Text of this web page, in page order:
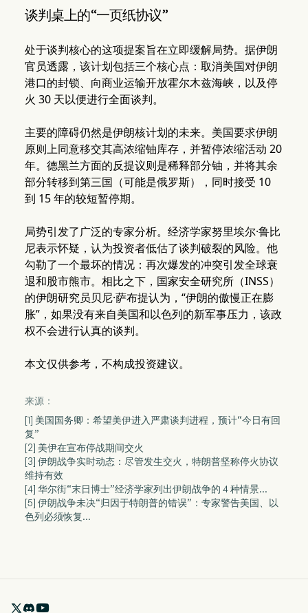
谈判桌上的“一页纸协议”
处于谈判核心的这项提案旨在立即缓解局势。据伊朗
官员透露，该计划包括三个核心点：取消美国对伊朗
港口的封锁、向商业运输开放霍尔木兹海峡，以及停
火 30 天以便进行全面谈判。
主要的障碍仍然是伊朗核计划的未来。美国要求伊朗
原则上同意移交其高浓缩铀库存，并暂停浓缩活动 20
年。德黑兰方面的反提议则是稀释部分铀，并将其余
部分转移到第三国（可能是俄罗斯），同时接受 10
到 15 年的较短暂停期。
局势引发了广泛的专家分析。经济学家努里埃尔·鲁比
尼表示怀疑，认为投资者低估了谈判破裂的风险。他
勾勒了一个最坏的情况：再次爆发的冲突引发全球衰
退和股市熊市。相比之下，国家安全研究所（INSS）
的伊朗研究员贝尼·萨布提认为，“伊朗的傲慢正在膨
胀”，如果没有来自美国和以色列的新军事压力，该政
权不会进行认真的谈判。
本文仅供参考，不构成投资建议。
来源：
[1] 美国国务卿：希望美伊进入严肃谈判进程，预计“今日有回
复”
[2] 美伊在宣布停战期间交火
[3] 伊朗战争实时动态：尽管发生交火，特朗普坚称停火协议
维持有效
[4] 华尔街“末日博士”经济学家列出伊朗战争的 4 种情景...
[5] 伊朗战争未决“归因于特朗普的错误”：专家警告美国、以
色列必须恢复...
